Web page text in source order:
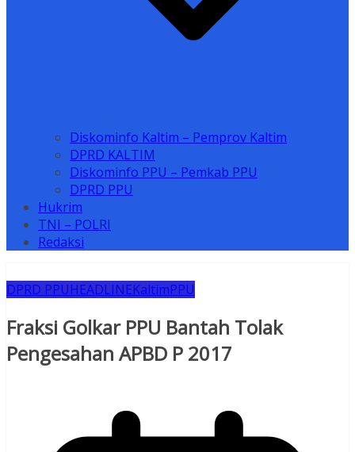
Diskominfo Kaltim – Pemprov Kaltim
DPRD KALTIM
Diskominfo PPU – Pemkab PPU
DPRD PPU
Hukrim
TNI – POLRI
Redaksi
DPRD PPUHEADLINEKaltimPPU
Fraksi Golkar PPU Bantah Tolak
Pengesahan APBD P 2017